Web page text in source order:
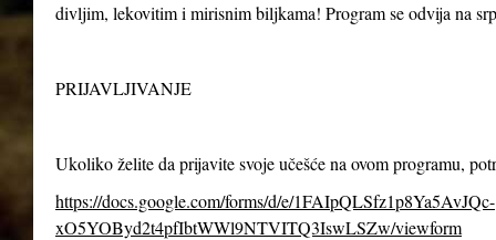
divljim, lekovitim i mirisnim biljkama! Program se odvija na
PRIJAVLJIVANJE
Ukoliko želite da prijavite svoje učešće na ovom programu,
https://docs.google.com/forms/d/e/1FAIpQLSfz1p8Ya5AvJQc-
xO5YOByd2t4pfIbtWWl9NTVITQ3IswLSZw/viewform